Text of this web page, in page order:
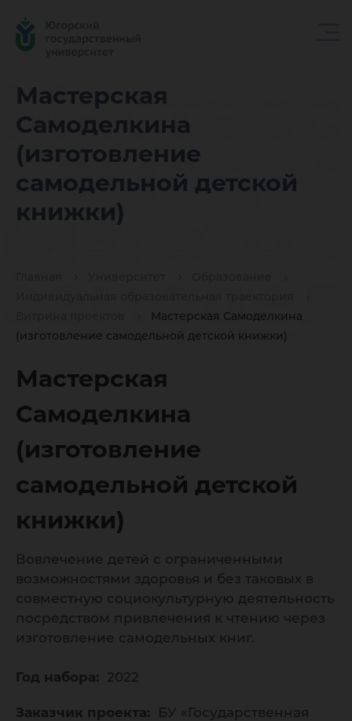
Мастерская
Самоделкина
(изготовление
самодельной детской
книжки)
Мастерская Самоделкина
(изготовление самодельной детской книжки)
детской
книжки)
Мастерская
Самоделкина
(изготовление
самодельной детской
книжки)
Вовлечение детей с ограниченными
возможностями здоровья и без таковых в
совместную социокультурную деятельность
посредством привлечения к чтению через
изготовление самодельных книг.
Год набора: 2022
Заказчик проекта:
БУ «Государственная